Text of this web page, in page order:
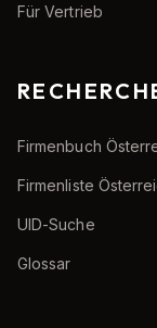
Für Vertrieb
Firmenbuch
Firmenliste
UID-Suche
Glossar